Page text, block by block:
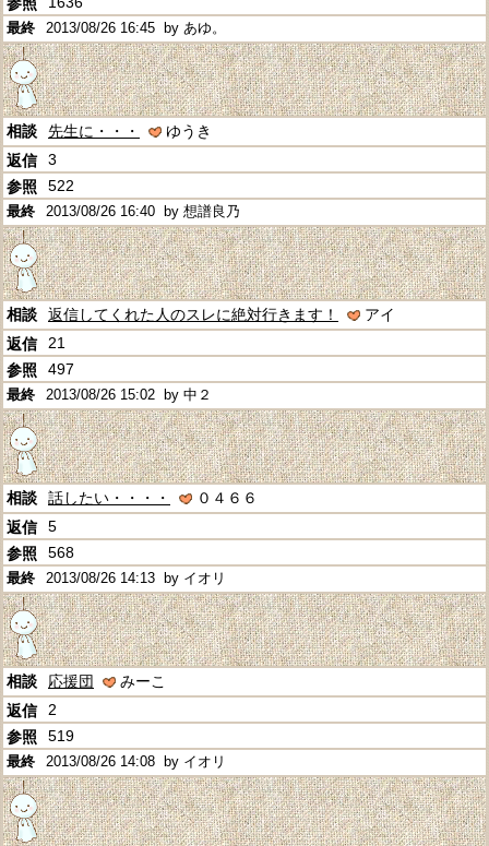
2013/08/26 16:45 by あゆ。
先生に・・・
ゆうき
3
522
2013/08/26 16:40 by 想譜良乃
返信してくれた人のスレに絶対行きます！
アイ
21
497
2013/08/26 15:02 by 中２
話したい・・・・
０４６６
5
568
2013/08/26 14:13 by イオリ
応援団
みーこ
2
519
2013/08/26 14:08 by イオリ